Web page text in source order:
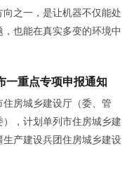
向之一，是让机器不仅能处
也能在真实多变的环境中
一重点专项申报通知
房城乡建设厅（委、管
，计划单列市住房城乡建
产建设兵团住房城乡建设